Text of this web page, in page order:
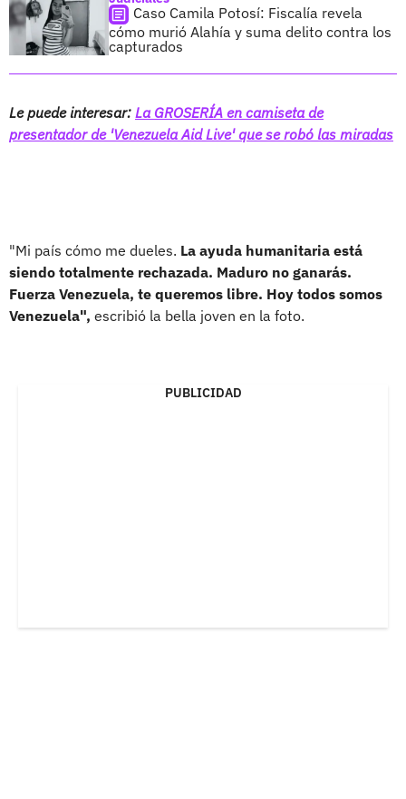
Caso Camila Potosí: Fiscalía revela
cómo murió Alahía y suma delito contra los
capturados
Le puede interesar: La GROSERÍA en camiseta de
presentador de 'Venezuela Aid Live' que se robó las miradas
"Mi país cómo me dueles. La ayuda humanitaria está
siendo totalmente rechazada. Maduro no ganarás.
Fuerza Venezuela, te queremos libre. Hoy todos somos
Venezuela", escribió la bella joven en la foto.
PUBLICIDAD